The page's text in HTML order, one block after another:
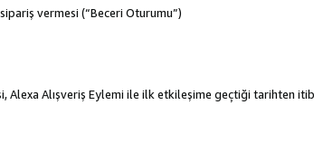
vermesi (“Beceri Oturumu”)
Alexa Alışveriş Eylemi ile ilk etkileşime geçtiği tarihten